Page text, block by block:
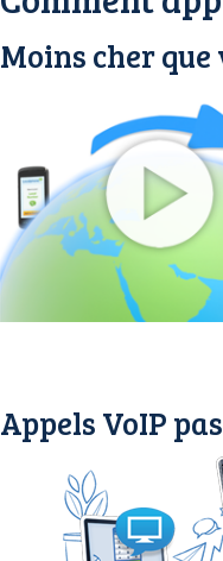
Moins cher
Appels VoIP